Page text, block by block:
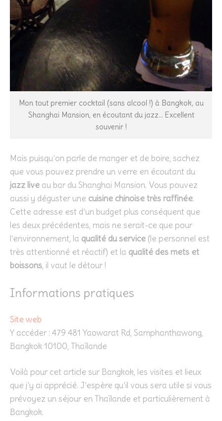
Mon tout premier cocktail (sans alcool !) à Bangkok, au
Shanghai Mansion, en écoutant du jazz… Excellent
souvenir !
Mais puisqu’on parle de manger et de boire, sachez
que vous pouvez prendre un verre en écoutant du
jazz live au bar du Shanghai Mansion. Vous pouvez
aussi y déguster une cuisine chinoise très raffinée.
Cette adresse est d’un budget plus conséquent que
les deux précédentes, mais ne serait-ce que pour
l’environnement, la qualité du service (le personnel est
très attentionné et réactif) et la qualité des mets et
boissons, il vaut le détour !
Informations pratiques
Site web
Y accéder : 479 481 Yaowarat Rd, Samphanthawong,
Bangkok 10100, Thaïlande
Voilà pour cet article sur Bangkok, les visites et lieux
que j’y ai apprécié. J’espère qu’il vous sera utile si vous
prévoyez un séjour en Thaïlande et particulièrement à
Bangkok.